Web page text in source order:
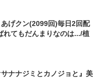
あげクン(2099回)毎日2回配
れてもだんまりなのは.../植
サナナジミとカノジョと』美